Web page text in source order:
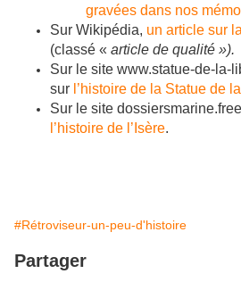
gravées dans nos
Sur Wikipédia, un article sur
(classé « article de qualité »).
Sur le site www.statue-de-la-
sur l’histoire de la Statue de
Sur le site
l’histoire de l’Isère.
#Rétroviseur-un-peu-d'histoire
Partager